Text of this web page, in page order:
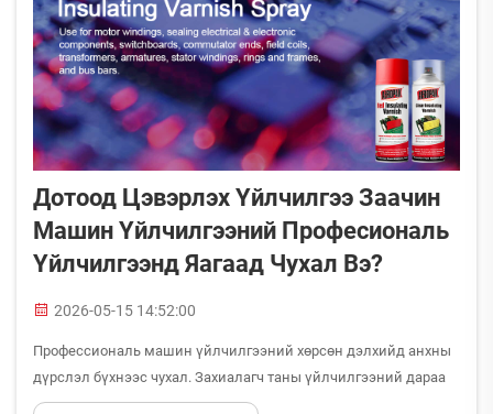
Дотоод Цэвэрлэх Үйлчилгээ Заачин
Машин Үйлчилгээний Професиональ
Үйлчилгээнд Яагаад Чухал Вэ?
2026-05-15 14:52:00
Профессиональ машин үйлчилгээний хөрсөн дэлхийд анхны
дүрслэл бүхнээс чухал. Захиалагч таны үйлчилгээний дараа
машинаа харах үед дотоод хэсгийн харагдах, үнэмшүүрт хүрэх